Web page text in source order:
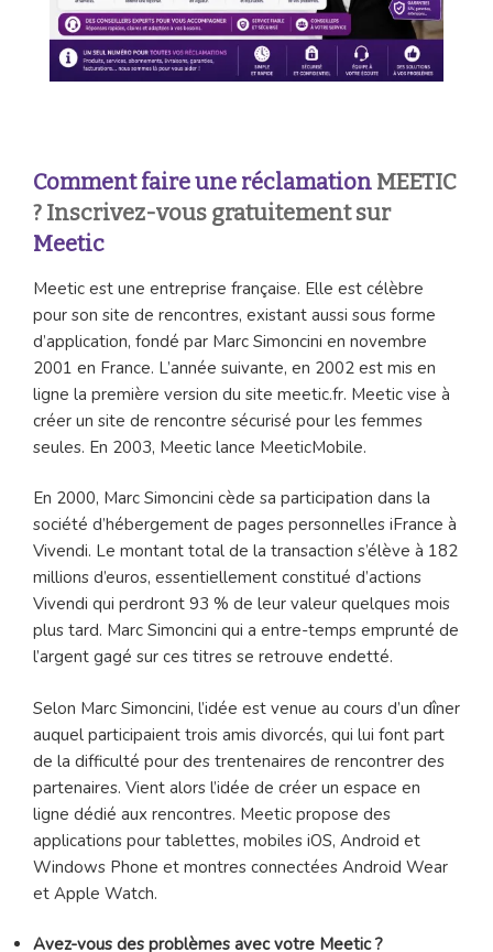
Comment faire une réclamation MEETIC
? Inscrivez-vous gratuitement sur
Meetic
Meetic est une entreprise française. Elle est célèbre
pour son site de rencontres, existant aussi sous forme
d’application, fondé par Marc Simoncini en novembre
2001 en France. L’année suivante, en 2002 est mis en
ligne la première version du site meetic.fr. Meetic vise à
créer un site de rencontre sécurisé pour les femmes
seules. En 2003, Meetic lance MeeticMobile.
En 2000, Marc Simoncini cède sa participation dans la
société d’hébergement de pages personnelles iFrance à
Vivendi. Le montant total de la transaction s’élève à 182
millions d’euros, essentiellement constitué d’actions
Vivendi qui perdront 93 % de leur valeur quelques mois
plus tard. Marc Simoncini qui a entre-temps emprunté de
l’argent gagé sur ces titres se retrouve endetté.
Selon Marc Simoncini, l’idée est venue au cours d’un dîner
auquel participaient trois amis divorcés, qui lui font part
de la difficulté pour des trentenaires de rencontrer des
partenaires. Vient alors l’idée de créer un espace en
ligne dédié aux rencontres. Meetic propose des
applications pour tablettes, mobiles iOS, Android et
Windows Phone et montres connectées Android Wear
et Apple Watch.
Avez-vous des problèmes avec votre Meetic ?